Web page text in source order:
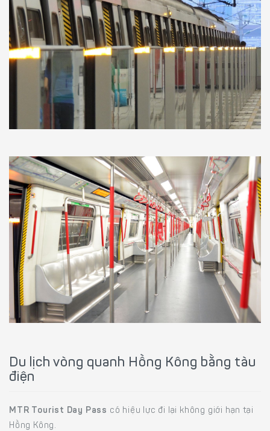
Du lịch vòng quanh Hồng Kông bằng tàu
điện
MTR Tourist Day Pass có hiệu lực đi lại không giới hạn tại
Hồng Kông.